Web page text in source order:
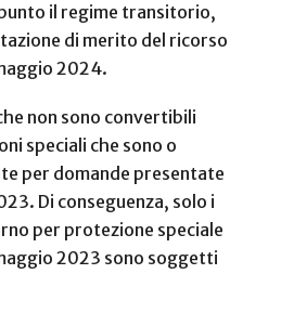
il regime transitorio,
di merito del ricorso
2024.
non sono convertibili
speciali che sono o
per domande presentate
Di conseguenza, solo i
per protezione speciale
2023 sono soggetti